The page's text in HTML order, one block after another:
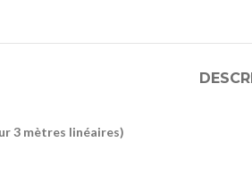
3 mètres linéaires)